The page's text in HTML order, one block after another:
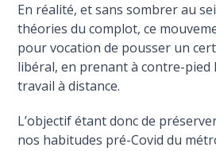
En réalité, et sans sombrer au
théories du complot, ce
pour vocation de pousser un
libéral, en prenant à contre-pied
travail à distance.
L’objectif étant donc de
nos habitudes pré-Covid du